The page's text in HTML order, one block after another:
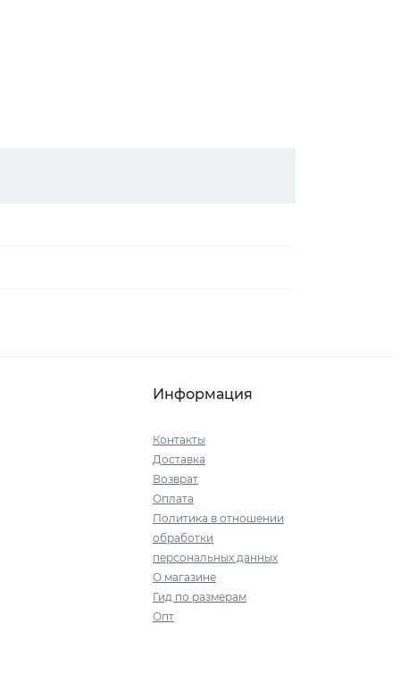
Информация
Контакты
Доставка
Возврат
Оплата
Политика в отношении
обработки
персональных данных
О магазине
Гид по размерам
Опт